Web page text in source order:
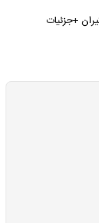
+جزئیات